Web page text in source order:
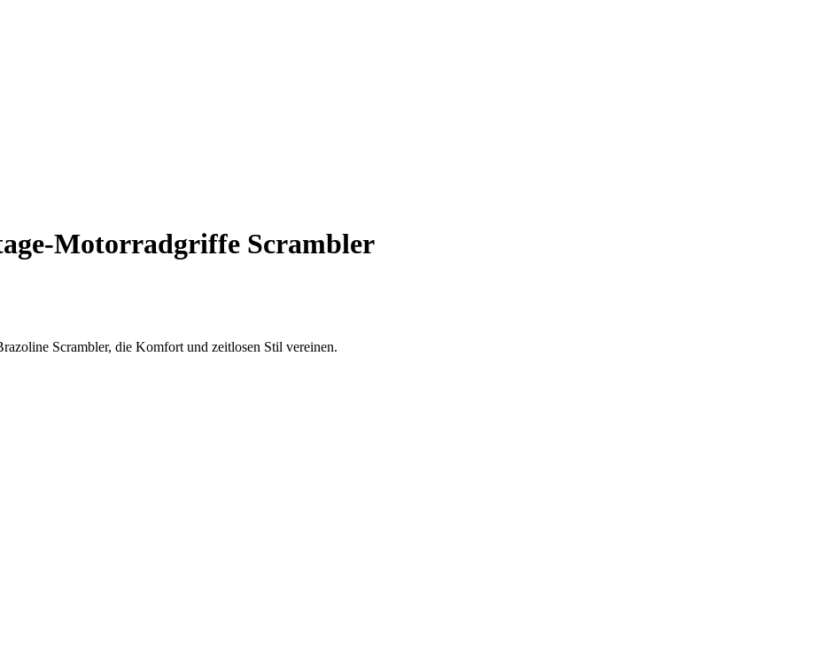
Motorradgriffe Scrambler
Scrambler, die Komfort und zeitlosen Stil vereinen.